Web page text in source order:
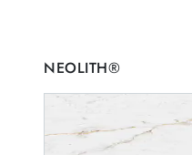
NEOLITH®